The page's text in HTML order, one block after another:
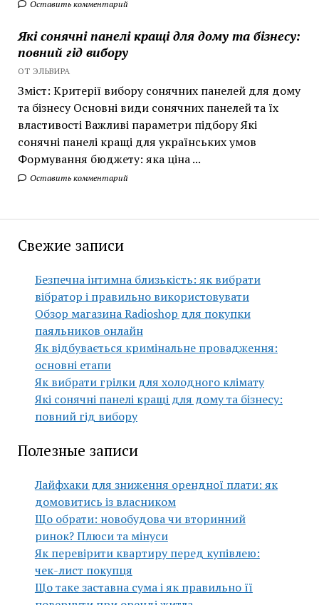
Оставить комментарий
Які сонячні панелі кращі для дому та бізнесу:
повний гід вибору
ОТ ЭЛЬВИРА
Зміст: Критерії вибору сонячних панелей для дому
та бізнесу Основні види сонячних панелей та їх
властивості Важливі параметри підбору Які
сонячні панелі кращі для українських умов
Формування бюджету: яка ціна ...
Оставить комментарий
Свежие записи
Безпечна інтимна близькість: як вибрати
вібратор і правильно використовувати
Обзор магазина Radioshop для покупки
паяльников онлайн
Як відбувається кримінальне провадження:
основні етапи
Як вибрати грілки для холодного клімату
Які сонячні панелі кращі для дому та бізнесу:
повний гід вибору
Полезные записи
Лайфхаки для зниження орендної плати: як
домовитись із власником
Що обрати: новобудова чи вторинний
ринок? Плюси та мінуси
Як перевірити квартиру перед купівлею:
чек-лист покупця
Що таке заставна сума і як правильно її